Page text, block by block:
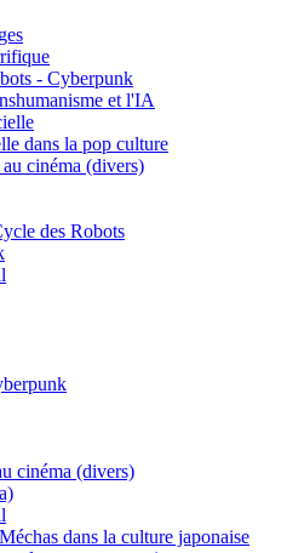
- Cyberpunk
et l'IA
dans la pop culture
cinéma (divers)
des Robots
cinéma (divers)
dans la culture japonaise